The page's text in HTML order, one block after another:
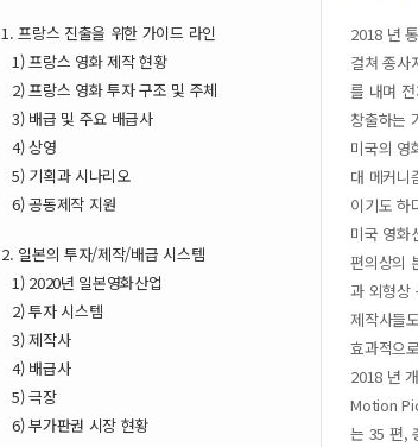
1. 프랑스 진출을 위한 가이드 라인
1) 프랑스 영화 제작 현황
2) 프랑스 영화 투자 구조 및 주체
3) 배급 및 주요 배급사
4) 상영
5) 기획과 시나리오
6) 공동제작 지원
2. 일본의 투자/제작/배급 시스템
1) 2020년 일본영화산업
2) 투자 시스템
3) 제작사
4) 배급사
5) 극장
6) 부가판권 시장 현황
2018 년
걸쳐 종사
를 내며
창출하는
미국의 영
대 메커니
이기도 하
미국 영화
편의상의
과 외형상
제작사들
효과적으
2018 년
Motion
는 35 편,